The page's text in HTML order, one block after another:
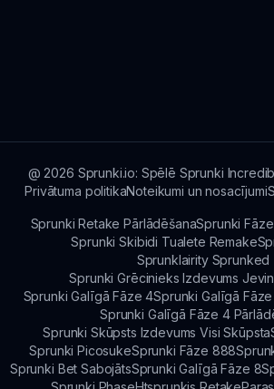
@ 2026 Sprunki.io: Spēlē Sprunki
Privātuma politikaNoteikumi un nosacījumi
Sprunki Retake PārlādēšanaSprunki
Sprunki Skibidi Tualete Remake
Sprunklairity Sprunked
Sprunki Grēcinieks Izdevums
Sprunki Galīgā Fāze 4Sprunki Galīgā Fāze
Sprunki Galīgā Fāze 4
Sprunki Skūpsts Izdevums Visi Skūpsta
Sprunki PicosukeSprunki Fāze 888
Sprunki Bet SabojātsSprunki Galīgā Fāze 8